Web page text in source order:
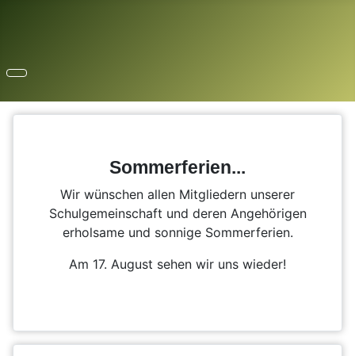
Sommerferien...
Wir wünschen allen Mitgliedern unserer
Schulgemeinschaft und deren Angehörigen
erholsame und sonnige Sommerferien.
Am 17. August sehen wir uns wieder!